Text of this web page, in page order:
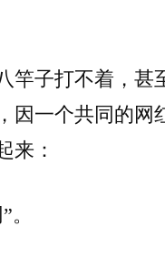
竿子打不着，甚
因一个共同的网
来：